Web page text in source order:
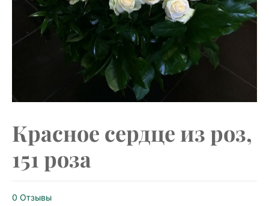
Красное сердце из роз,
151 роза
0 Отзывы